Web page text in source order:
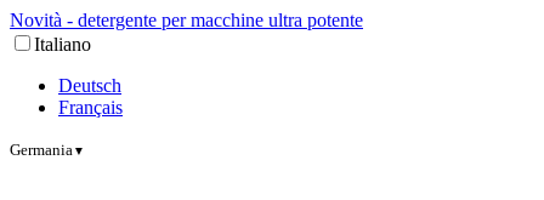
Novità - detergente per macchine ultra potente
Italiano
Deutsch
Français
Germania▼